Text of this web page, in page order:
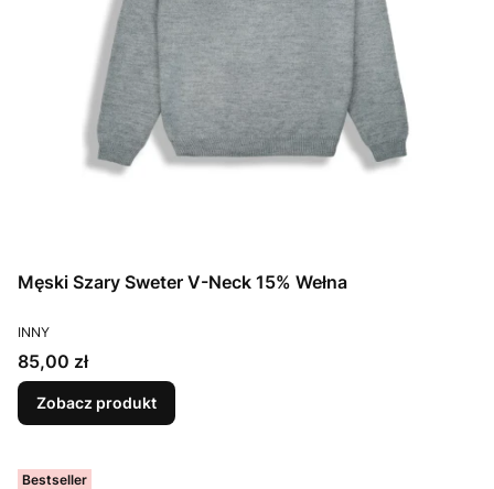
Męski Szary Sweter V-Neck 15% Wełna
PRODUCENT
INNY
Cena
85,00 zł
Zobacz produkt
Bestseller